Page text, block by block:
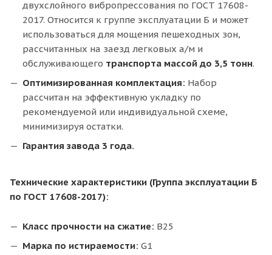
двухслойного вибропрессования по ГОСТ 17608-
2017. Относится к группе эксплуатации Б и может
использоваться для мощения пешеходных зон,
рассчитанных на заезд легковых а/м и
обслуживающего транспорта массой до 3,5 тонн.
Оптимизированная комплектация: Набор
рассчитан на эффективную укладку по
рекомендуемой или индивидуальной схеме,
минимизируя остатки.
Гарантия завода 3 года.
Технические характеристики (Группа эксплуатации Б
по ГОСТ 17608-2017):
Класс прочности на сжатие: В25
Марка по истираемости: G1